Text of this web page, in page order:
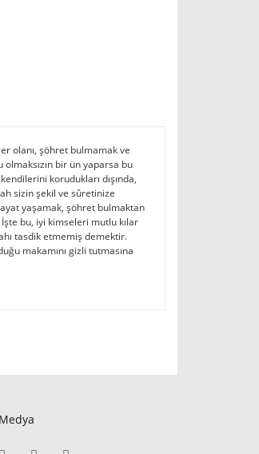
olanı, şöhret bulmamak ve
bir ün yaparsa bu
korudukları dışında,
sizin şekil ve sûretinize
yaşamak, şöhret bulmaktan
İşte bu, iyi kimseleri mutlu kılar
tasdik etmemiş demektir.
makamını gizli tutmasına